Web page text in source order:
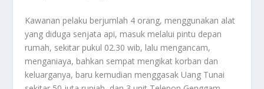
Kawanan pelaku berjumlah 4 orang, menggunakan alat
yang diduga senjata api, masuk melalui pintu depan
rumah, sekitar pukul 02.30 wib, lalu mengancam,
menganiaya, bahkan sempat mengikat korban dan
keluarganya, baru kemudian menggasak Uang Tunai